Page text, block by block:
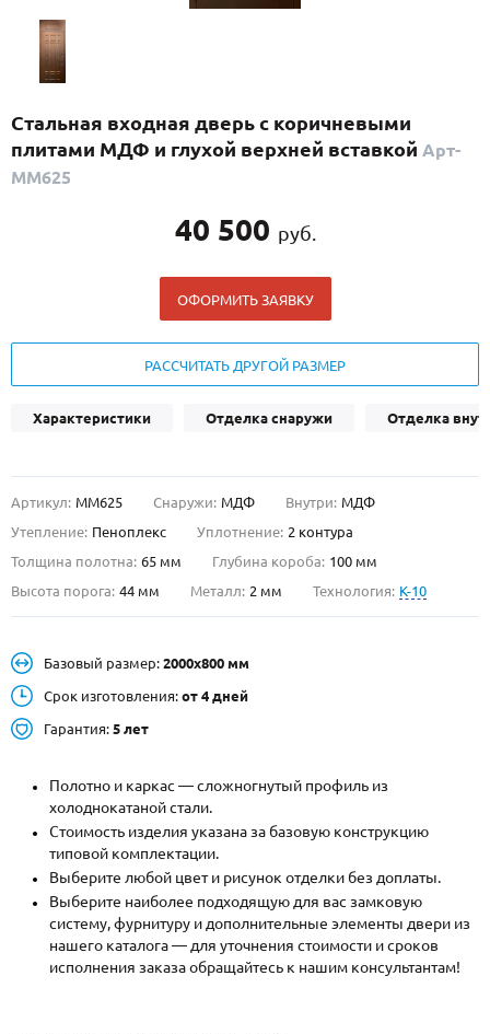
(29)
ПО НАЗНАЧЕНИЮ
ПО КОНСТРУКЦИИ
О НАС
КОНТАКТЫ
Москве и МО
НАЙТИ:
+7 (495) 411-44-41
INFO@META-M.RU
ЗАПРОСИТЬ РАСЧЕТ
Каталог Распродажа Как купить
Записаться на замер
Стальная входная дверь с коричневыми
плитами МДФ и глухой верхней вставкой Арт-
ММ625
40 500 руб.
ОФОРМИТЬ ЗАЯВКУ
РАССЧИТАТЬ ДРУГОЙ РАЗМЕР
Характеристики Отделка снаружи Отделка
Артикул: ММ625 Снаружи: МДФ Внутри: МДФ
Утепление: Пеноплекс Уплотнение: 2 контура
Толщина полотна: 65 мм Глубина короба: 100 мм
Высота порога: 44 мм Металл: 2 мм Технология: K-10
Базовый размер: 2000х800 мм
Срок изготовления: от 4 дней
Гарантия: 5 лет
Полотно и каркас — сложногнутый профиль из
холоднокатаной стали.
Стоимость изделия указана за базовую конструкцию
типовой комплектации.
Выберите любой цвет и рисунок отделки без доплаты.
Выберите наиболее подходящую для вас замковую
систему, фурнитуру и дополнительные элементы двери из
нашего каталога — для уточнения стоимости и сроков
исполнения заказа обращайтесь к нашим консультантам!